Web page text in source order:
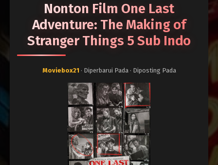
Nonton Film One Last
Adventure: The Making of
Stranger Things 5 Sub Indo
Moviebox21· Diperbarui Pada · Diposting Pada